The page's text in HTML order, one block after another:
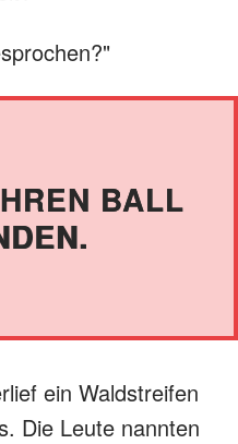
BALL
ein Waldstreifen
Die Leute nannten